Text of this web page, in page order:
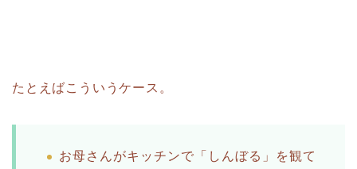
たとえばこういうケース。
お母さんがキッチンで「しんぼる」を観て